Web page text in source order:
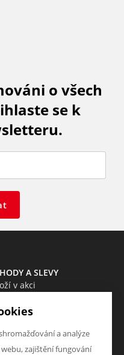
o všech
se k
A SLEVY
v akci
výprodej
a analýze
zajištění fungování